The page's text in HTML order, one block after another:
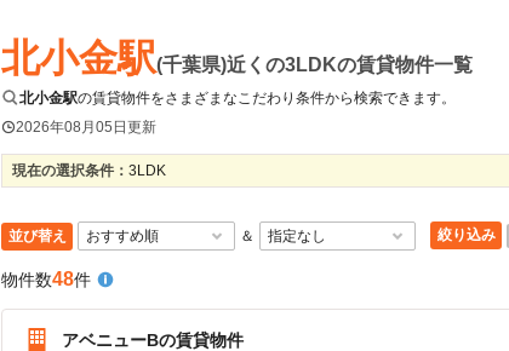
北小金駅(千葉県)近くの3LDKの賃貸物件一覧
北小金駅の賃貸物件をさまざまなこだわり条件から検索できます。
2026年08月05日更新
現在の選択条件： 3LDK
並び替え ＆ 絞り込み
物件数48件
アベニューBの賃貸物件